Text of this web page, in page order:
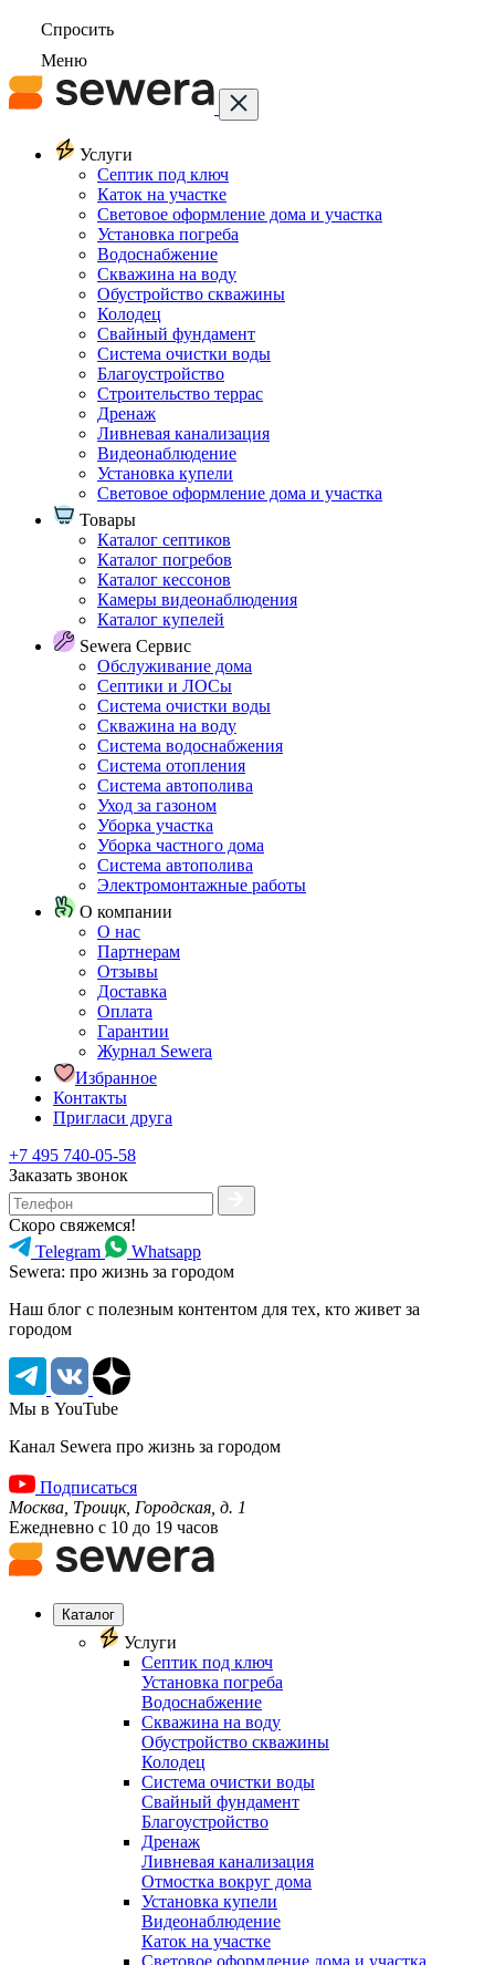
Спросить
Меню
Услуги
Септик под ключ
Каток на участке
Световое оформление дома и участка
Установка погреба
Водоснабжение
Скважина на воду
Обустройство скважины
Колодец
Свайный фундамент
Система очистки воды
Благоустройство
Строительство террас
Дренаж
Ливневая канализация
Видеонаблюдение
Установка купели
Световое оформление дома и участка
Товары
Каталог септиков
Каталог погребов
Каталог кессонов
Камеры видеонаблюдения
Каталог купелей
Sewera Сервис
Обслуживание дома
Септики и ЛОСы
Система очистки воды
Скважина на воду
Система водоснабжения
Система отопления
Система автополива
Уход за газоном
Уборка участка
Уборка частного дома
Система автополива
Электромонтажные работы
О компании
О нас
Партнерам
Отзывы
Доставка
Оплата
Гарантии
Журнал Sewera
Избранное
Контакты
Пригласи друга
+7 495 740-05-58
Заказать звонок
Скоро свяжемся!
Telegram
Whatsapp
Sewera: про жизнь за городом
Наш блог c полезным контентом для тех, кто живет за
городом
Мы в YouTube
Канал Sewera про жизнь за городом
Подписаться
Москва, Троицк, Городская, д. 1
Ежедневно с 10 до 19 часов
Каталог
Услуги
Септик под ключ
Установка погреба
Водоснабжение
Скважина на воду
Обустройство скважины
Колодец
Система очистки воды
Свайный фундамент
Благоустройство
Дренаж
Ливневая канализация
Отмостка вокруг дома
Установка купели
Видеонаблюдение
Каток на участке
Световое оформление дома и участка